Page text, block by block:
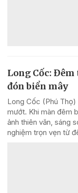
Long Cốc: Đêm
đón biển mây
Long Cốc (Phú
mướt. Khi màn đêm
ảnh thiên văn, sáng
nghiệm trọn vẹn từ